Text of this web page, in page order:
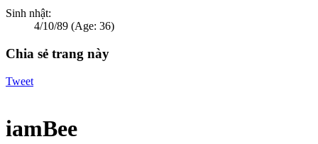
Sinh nhật:
4/10/89 (Age: 36)
Chia sẻ trang này
Tweet
iamBee